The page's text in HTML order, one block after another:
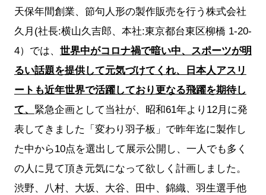
天保年間創業、節句人形の製作販売を行う株式会社
久月(社長:横山久吉郎、本社:東京都台東区柳橋 1-20-
4）では、 世界中がコロナ禍で暗い中、スポーツが明
るい話題を提供して元気づけてくれ、日本人アスリ
ートも近年世界で活躍しており更なる飛躍を期待し
て、 緊急企画として当社が、昭和61年より12月に発
表してきました「変わり羽子板」で昨年迄に製作し
た中から10点を選出して 展示公開し、一人でも多く
の人に見て頂き元気になって欲しく計画しました。
渋野、八村、大坂、大谷、田中、錦織、羽生選手他